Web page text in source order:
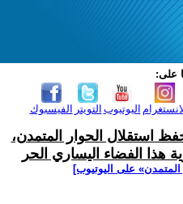
على:
الفيسبوك التويتر اليوتيوب
استقلال الحوار المتمدن،
هذا الفضاء اليساري الحر
على اليوتيوب]